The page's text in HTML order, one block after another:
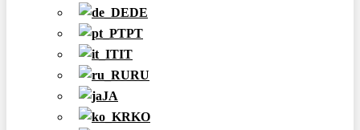
DE
PT
IT
RU
JA
KO